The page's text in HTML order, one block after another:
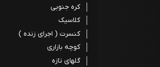
کره جنوبی
کلاسیک
کنسرت ( اجرای زنده )
کوچه بازاری
گلهای تازه